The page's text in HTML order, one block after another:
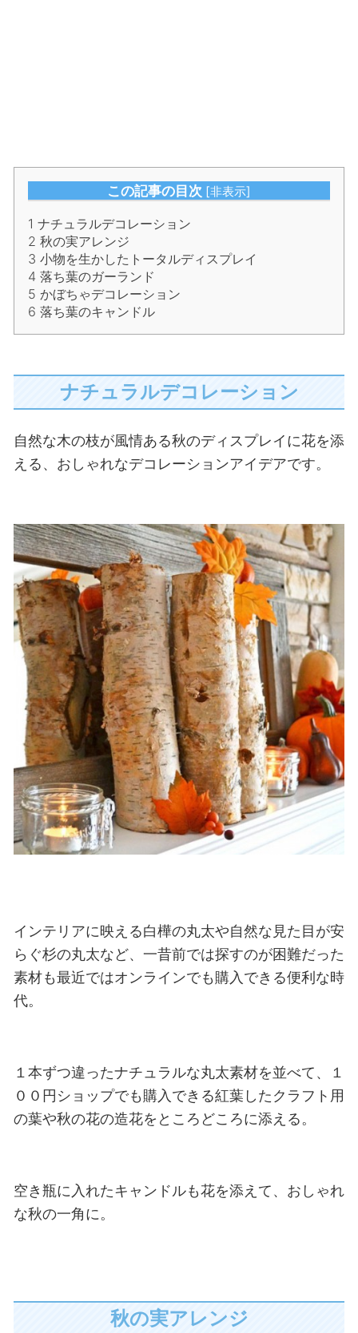
この記事の目次 [非表示]
1 ナチュラルデコレーション
2 秋の実アレンジ
3 小物を生かしたトータルディスプレイ
4 落ち葉のガーランド
5 かぼちゃデコレーション
6 落ち葉のキャンドル
ナチュラルデコレーション
自然な木の枝が風情ある秋のディスプレイに花を添
える、おしゃれなデコレーションアイデアです。
インテリアに映える白樺の丸太や自然な見た目が安
らぐ杉の丸太など、一昔前では探すのが困難だった
素材も最近ではオンラインでも購入できる便利な時
代。
１本ずつ違ったナチュラルな丸太素材を並べて、１
００円ショップでも購入できる紅葉したクラフト用
の葉や秋の花の造花をところどころに添える。
空き瓶に入れたキャンドルも花を添えて、おしゃれ
な秋の一角に。
秋の実アレンジ